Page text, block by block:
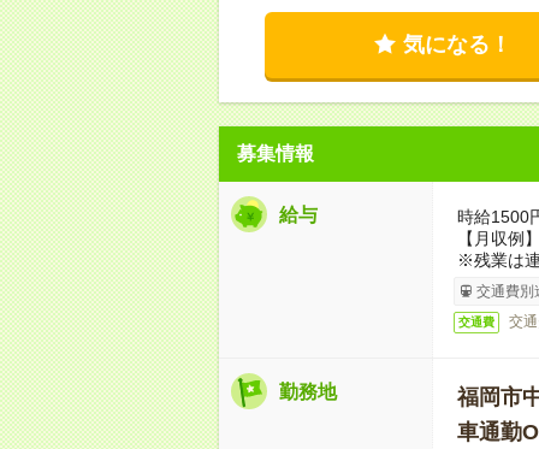
気になる！
募集情報
給与
時給1500
【月収例
※残業は
交通費別
交通費 交
勤務地
福岡市
車通勤